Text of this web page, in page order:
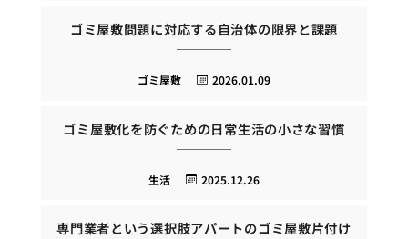
ゴミ屋敷問題に対応する自治体の限界と課題
2026.01.09
ゴミ屋敷
ゴミ屋敷化を防ぐための日常生活の小さな習慣
2025.12.26
生活
専門業者という選択肢アパートのゴミ屋敷片付け